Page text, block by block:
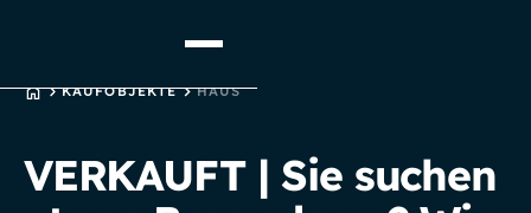
STARTSEITE
KAUFOBJEKTE HAUS
VERKAUFT | Sie suchen